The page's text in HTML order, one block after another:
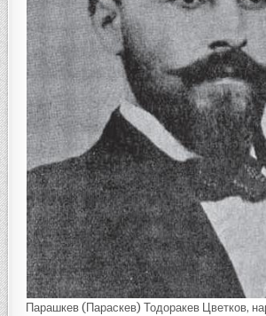
Парашкев (Параскев) Тодоракев Цветков,